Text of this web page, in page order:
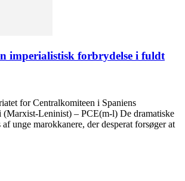
imperialistisk forbrydelse i fuldt
for Centralkomiteen i Spaniens
(Marxist-Leninist) – PCE(m-l) De dramatiske
unge marokkanere, der desperat forsøger at